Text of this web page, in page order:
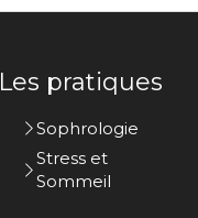
Les pratiques
Sophrologie
Stress et
Sommeil